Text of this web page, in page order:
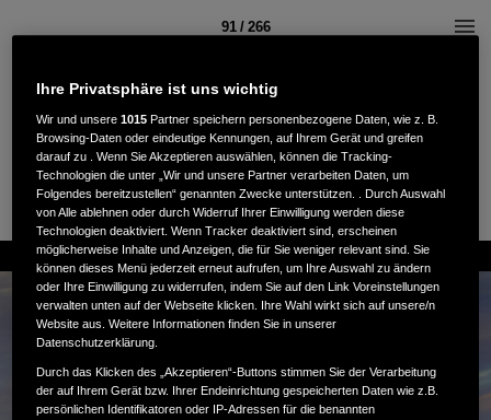
91 / 266
Ihre Privatsphäre ist uns wichtig
Wir und unsere1015 Partner speichern personenbezogene Daten, wie z. B.
Browsing-Daten oder eindeutige Kennungen, auf Ihrem Gerät und greifen
darauf zu . Wenn Sie Akzeptieren auswählen, können die Tracking-
Technologien die unter „Wir und unsere Partner verarbeiten Daten, um
Folgendes bereitzustellen“ genannten Zwecke unterstützen. . Durch Auswahl
von Alle ablehnen oder durch Widerruf Ihrer Einwilligung werden diese
Technologien deaktiviert. Wenn Tracker deaktiviert sind, erscheinen
möglicherweise Inhalte und Anzeigen, die für Sie weniger relevant sind. Sie
können dieses Menü jederzeit erneut aufrufen, um Ihre Auswahl zu ändern
oder Ihre Einwilligung zu widerrufen, indem Sie auf den Link Voreinstellungen
verwalten unten auf der Webseite klicken. Ihre Wahl wirkt sich auf unsere/n
Website aus. Weitere Informationen finden Sie in unserer
Datenschutzerklärung.
Durch das Klicken des „Akzeptieren“-Buttons stimmen Sie der Verarbeitung
der auf Ihrem Gerät bzw. Ihrer Endeinrichtung gespeicherten Daten wie z.B.
persönlichen Identifikatoren oder IP-Adressen für die benannten